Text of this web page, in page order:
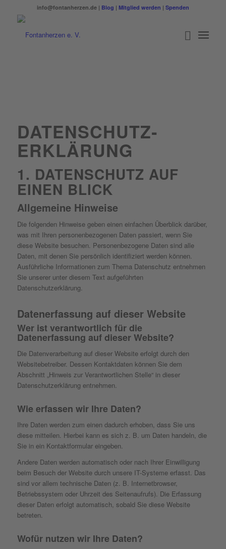
info@fontanherzen.de | Blog | Mitglied werden | Spenden
DATENSCHUTZ­
ERKLÄRUNG
1. DATENSCHUTZ AUF
EINEN BLICK
Allgemeine Hinweise
Die folgenden Hinweise geben einen einfachen Überblick darüber,
was mit Ihren personenbezogenen Daten passiert, wenn Sie
diese Website besuchen. Personenbezogene Daten sind alle
Daten, mit denen Sie persönlich identifiziert werden können.
Ausführliche Informationen zum Thema Datenschutz entnehmen
Sie unserer unter diesem Text aufgeführten
Datenschutzerklärung.
Datenerfassung auf dieser Website
Wer ist verantwortlich für die
Datenerfassung auf dieser Website?
Die Datenverarbeitung auf dieser Website erfolgt durch den
Websitebetreiber. Dessen Kontaktdaten können Sie dem
Abschnitt „Hinweis zur Verantwortlichen Stelle“ in dieser
Datenschutzerklärung entnehmen.
Wie erfassen wir Ihre Daten?
Ihre Daten werden zum einen dadurch erhoben, dass Sie uns
diese mitteilen. Hierbei kann es sich z. B. um Daten handeln, die
Sie in ein Kontaktformular eingeben.
Andere Daten werden automatisch oder nach Ihrer Einwilligung
beim Besuch der Website durch unsere IT-Systeme erfasst. Das
sind vor allem technische Daten (z. B. Internetbrowser,
Betriebssystem oder Uhrzeit des Seitenaufrufs). Die Erfassung
dieser Daten erfolgt automatisch, sobald Sie diese Website
betreten.
Wofür nutzen wir Ihre Daten?